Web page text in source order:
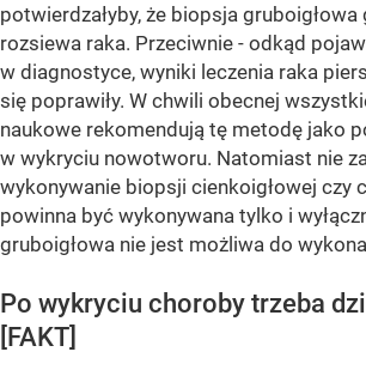
potwierdzałyby, że biopsja gruboigłowa
rozsiewa raka. Przeciwnie - odkąd
w diagnostyce, wyniki leczenia raka
się poprawiły. W chwili obecnej
naukowe rekomendują tę metodę jako
w wykryciu nowotworu. Natomiast nie
wykonywanie biopsji cienkoigłowej czy
powinna być wykonywana tylko i
gruboigłowa nie jest możliwa do
Po wykryciu choroby trzeba
[FAKT]